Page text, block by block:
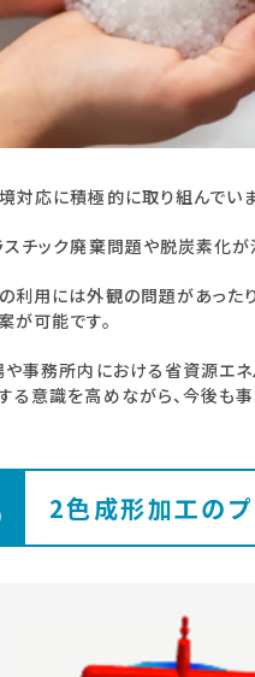
対応に積極的に取り組んでいま
スチック廃棄問題や脱炭素化が
利用には外観の問題があった
が可能です。
や事務所内における省資源エネ
る意識を高めながら、今後も
2色成形加工の